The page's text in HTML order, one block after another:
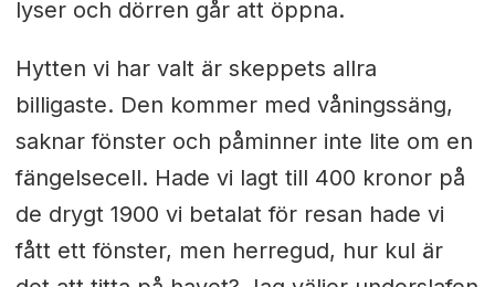
lyser och dörren går att öppna.
Hytten vi har valt är skeppets allra
billigaste. Den kommer med våningssäng,
saknar fönster och påminner inte lite om en
fängelsecell. Hade vi lagt till 400 kronor på
de drygt 1900 vi betalat för resan hade vi
fått ett fönster, men herregud, hur kul är